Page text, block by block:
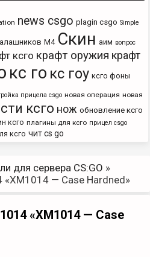
news csgo plagin csgo Simple
М4 Скин аим вопрос
ксго крафт оружия крафт
кс го кс гоу ксго фоны
прицела csgo новая операция новая
ксго нож обновление ксго
ксго плагины для ксго прицел csgo
ксго чит cs go
для сервера CS:GO »
— Case Hardned»
«XM1014 — Case